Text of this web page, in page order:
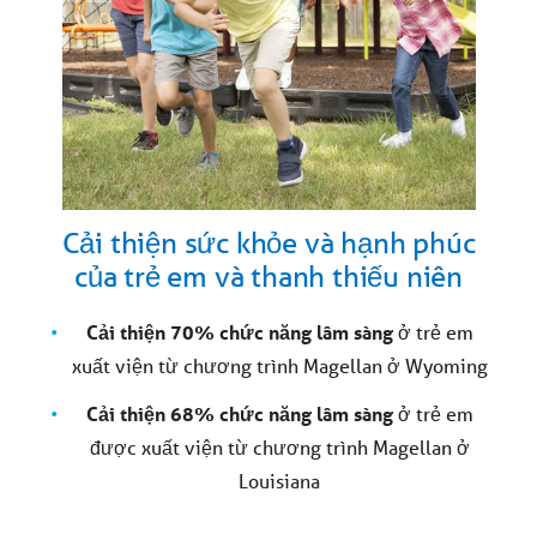
Cải thiện sức khỏe và hạnh phúc
của trẻ em và thanh thiếu niên
Cải thiện 70% chức năng lâm sàngở trẻ em
xuất viện từchươngtrình Magellan ở Wyoming
Cải thiện 68% chức năng lâm sàngở trẻ em
được xuất viện từ chương trình Magellan ở
Louisiana